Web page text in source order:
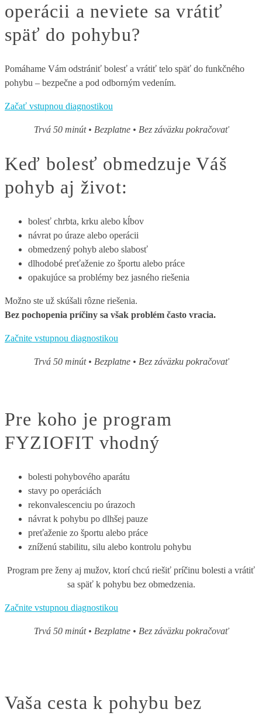
operácii a neviete sa vrátiť
späť do pohybu?
Pomáhame Vám odstrániť bolesť a vrátiť telo späť do funkčného
pohybu – bezpečne a pod odborným vedením.
Začať vstupnou diagnostikou
Trvá 50 minút • Bezplatne • Bez záväzku pokračovať
Keď bolesť obmedzuje Váš
pohyb aj život:
bolesť chrbta, krku alebo kĺbov
návrat po úraze alebo operácii
obmedzený pohyb alebo slabosť
dlhodobé preťaženie zo športu alebo práce
opakujúce sa problémy bez jasného riešenia
Možno ste už skúšali rôzne riešenia.
Bez pochopenia príčiny sa však problém často vracia.
Začnite vstupnou diagnostikou
Trvá 50 minút • Bezplatne • Bez záväzku pokračovať
Pre koho je program
FYZIOFIT vhodný
bolesti pohybového aparátu
stavy po operáciách
rekonvalescenciu po úrazoch
návrat k pohybu po dlhšej pauze
preťaženie zo športu alebo práce
zníženú stabilitu, silu alebo kontrolu pohybu
Program pre ženy aj mužov, ktorí chcú riešiť príčinu bolesti a vrátiť
sa späť k pohybu bez obmedzenia.
Začnite vstupnou diagnostikou
Trvá 50 minút • Bezplatne • Bez záväzku pokračovať
Vaša cesta k pohybu bez